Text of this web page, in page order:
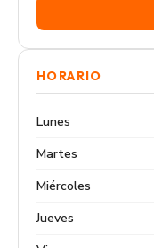
HORARIO
Lunes
Martes
Miércoles
Jueves